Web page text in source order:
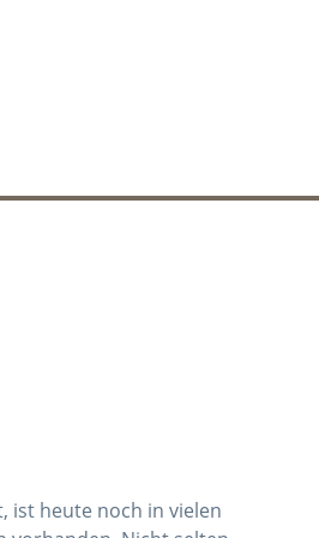
ist heute noch in vielen